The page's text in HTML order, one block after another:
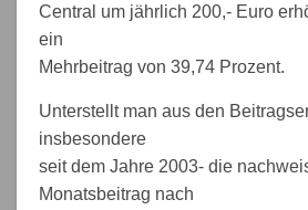
Central um jährlich 200,- Euro
ein
Mehrbeitrag von 39,74 Prozent.
Unterstellt man aus den
insbesondere
seit dem Jahre 2003- die
Monatsbeitrag nach